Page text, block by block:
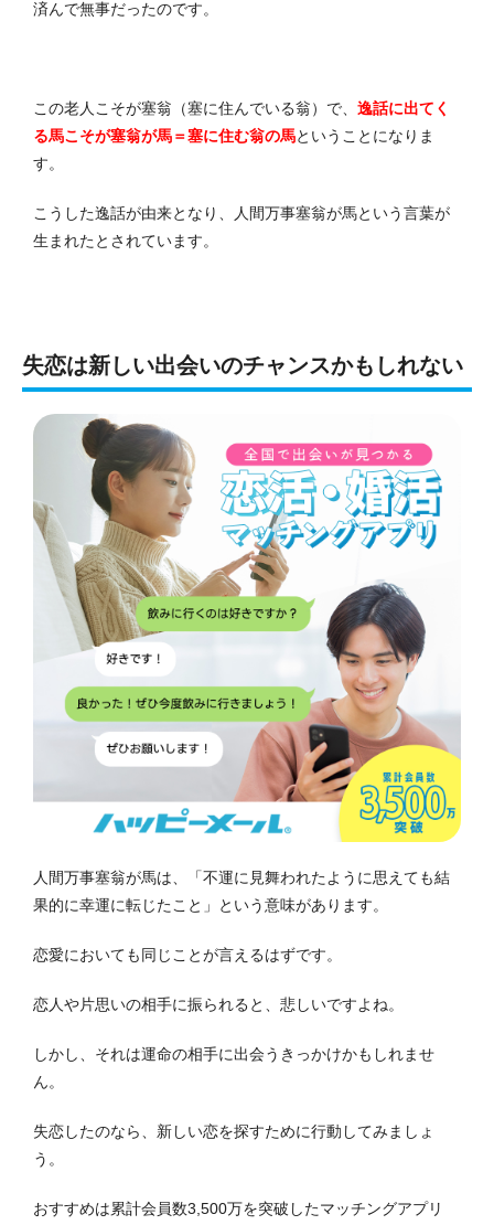
済んで無事だったのです。
この老人こそが塞翁（塞に住んでいる翁）で、 逸話に出てく
る馬こそが塞翁が馬＝塞に住む翁の馬ということになりま
す。
こうした逸話が由来となり、人間万事塞翁が馬という言葉が
生まれたとされています。
失恋は新しい出会いのチャンスかもしれない
人間万事塞翁が馬は、「不運に見舞われたように思えても結
果的に幸運に転じたこと」という意味があります。
恋愛においても同じことが言えるはずです。
恋人や片思いの相手に振られると、悲しいですよね。
しかし、それは運命の相手に出会うきっかけかもしれませ
ん。
失恋したのなら、新しい恋を探すために行動してみましょ
う。
おすすめは累計会員数3,500万を突破したマッチングアプリ